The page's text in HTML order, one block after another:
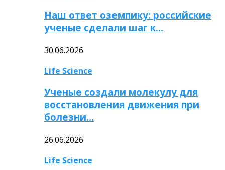
Наш ответ оземпику: российские
ученые сделали шаг к…
30.06.2026
Life Science
Ученые создали молекулу для
восстановления движения при
болезни…
26.06.2026
Life Science